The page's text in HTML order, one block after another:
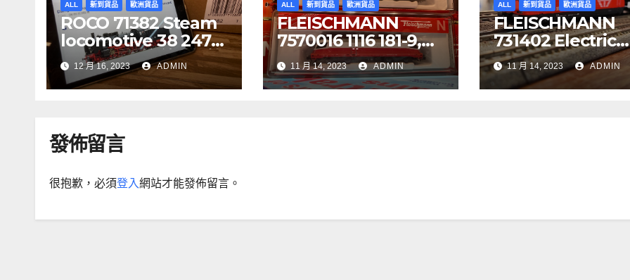
ALL 新到貨品 歐洲貨品
ROCO 71382 Steam
locomotive 38 2471-
1, DR DCC 音效噴煙機
車12 月 16, 2023 ADMIN
ALL 新到貨品 歐洲貨品
FLEISCHMANN
7570016 1116 181-9,
CITYJET ÖBB
734197 Re 620 088-
5, SBB Cargo
11 月 14, 2023 ADMIN
ALL 新到貨品 歐洲貨品
FLEISCHMANN
731402 Electric
locomotive Re
SBB
11 月 14, 2023 ADMIN
發佈留言
很抱歉，必須登入網站才能發佈留言。